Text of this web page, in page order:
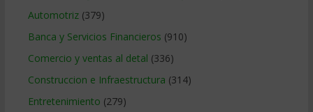
Automotriz(379)
Banca y Servicios Financieros (910)
Comercio y ventas al detal (336)
Construccion e Infraestructura (314)
Entretenimiento (279)